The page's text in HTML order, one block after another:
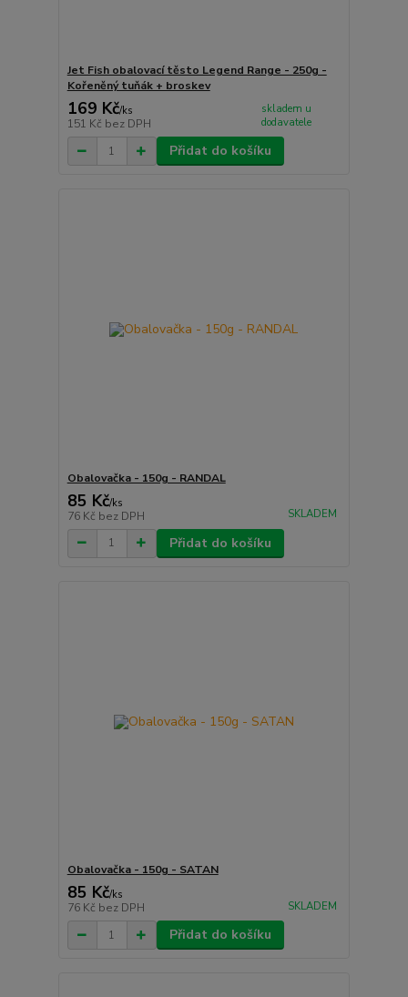
Jet Fish obalovací těsto Legend Range - 250g -
Kořeněný tuňák + broskev
169 Kč/ks
151 Kč bez DPH
skladem u
dodavatele
Přidat do košíku
Obalovačka - 150g - RANDAL
85 Kč/ks
76 Kč bez DPH SKLADEM
Přidat do košíku
Obalovačka - 150g - SATAN
85 Kč/ks
76 Kč bez DPH SKLADEM
Přidat do košíku